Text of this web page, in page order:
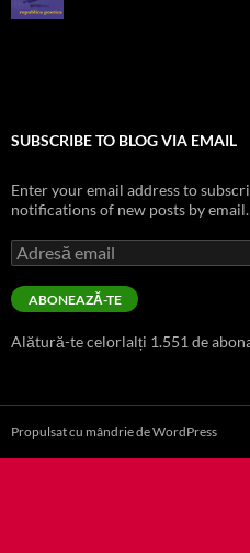
SUBSCRIBE TO BLOG VIA EMAIL
Enter your email address to
notifications of new posts by email.
Adresă
email
ABONEAZĂ-TE
Alătură-te celorlalți 1.551 de
Propulsat cu mândrie de WordPress